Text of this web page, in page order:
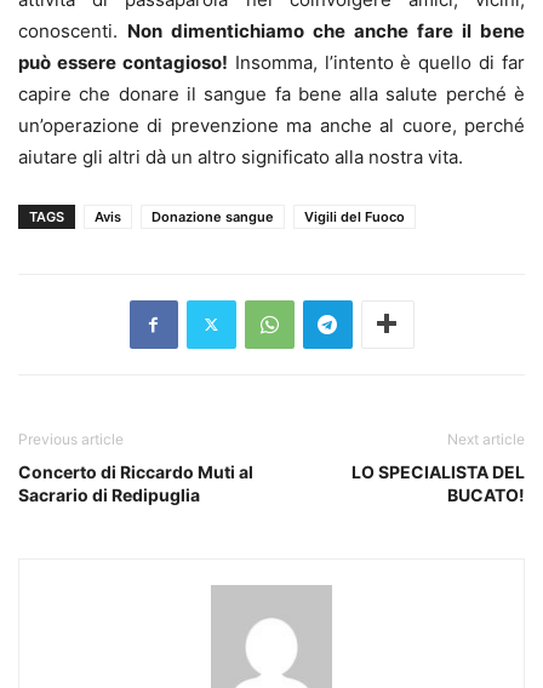
conoscenti. Non dimentichiamo che anche fare il bene
può essere contagioso! Insomma, l’intento è quello di far
capire che donare il sangue fa bene alla salute perché è
un’operazione di prevenzione ma anche al cuore, perché
aiutare gli altri dà un altro significato alla nostra vita.
TAGS Avis Donazione sangue Vigili del Fuoco
Previous article
Concerto di Riccardo Muti al
Sacrario di Redipuglia
Next article
LO SPECIALISTA DEL
BUCATO!